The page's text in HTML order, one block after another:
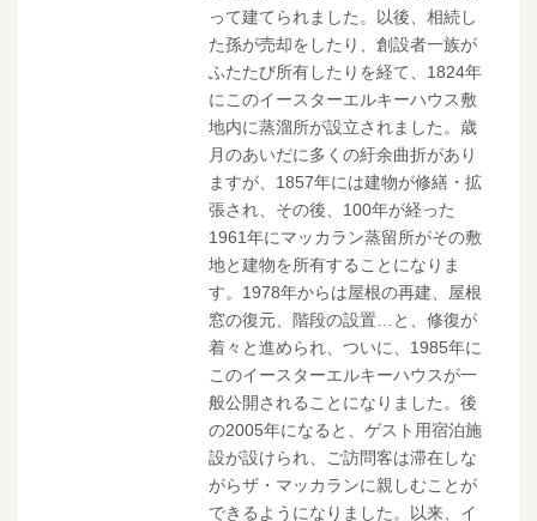
って建てられました。以後、相続し
た孫が売却をしたり、創設者一族が
ふたたび所有したりを経て、1824年
にこのイースターエルキーハウス敷
地内に蒸溜所が設立されました。歳
月のあいだに多くの紆余曲折があり
ますが、1857年には建物が修繕・拡
張され、その後、100年が経った
1961年にマッカラン蒸留所がその敷
地と建物を所有することになりま
す。1978年からは屋根の再建、屋根
窓の復元、階段の設置…と、修復が
着々と進められ、ついに、1985年に
このイースターエルキーハウスが一
般公開されることになりました。後
の2005年になると、ゲスト用宿泊施
設が設けられ、ご訪問客は滞在しな
がらザ・マッカランに親しむことが
できるようになりました。以来、イ